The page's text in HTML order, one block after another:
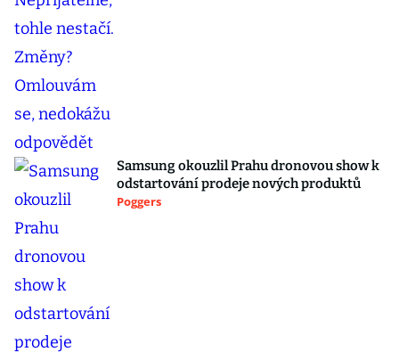
Samsung okouzlil Prahu dronovou show k
odstartování prodeje nových produktů
Poggers